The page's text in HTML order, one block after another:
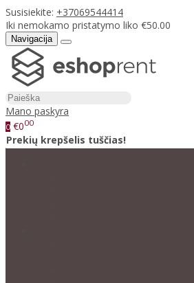
Susisiekite: +37069544414
Iki nemokamo pristatymo liko €50.00
Navigacija
Mano paskyra
0 €000
Prekių krepšelis tuščias!